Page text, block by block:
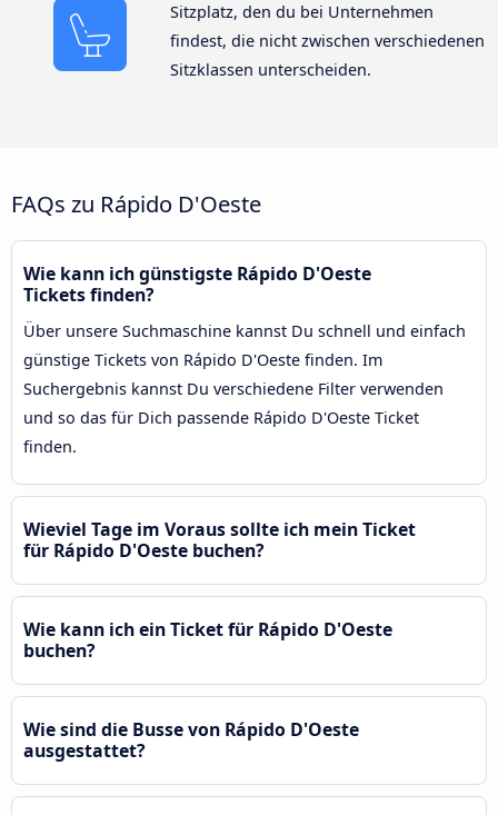
Sitzplatz, den du bei Unternehmen
findest, die nicht zwischen verschiedenen
Sitzklassen unterscheiden.
FAQs zu Rápido D'Oeste
Wie kann ich günstigste Rápido D'Oeste
Tickets finden?
Über unsere Suchmaschine kannst Du schnell und einfach
günstige Tickets von Rápido D'Oeste finden. Im
Suchergebnis kannst Du verschiedene Filter verwenden
und so das für Dich passende Rápido D'Oeste Ticket
finden.
Wieviel Tage im Voraus sollte ich mein Ticket
für Rápido D'Oeste buchen?
Wie kann ich ein Ticket für Rápido D'Oeste
buchen?
Wie sind die Busse von Rápido D'Oeste
ausgestattet?